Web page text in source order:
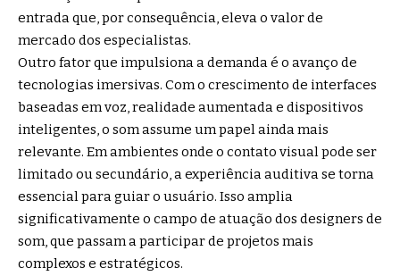
entrada que, por consequência, eleva o valor de
mercado dos especialistas.
Outro fator que impulsiona a demanda é o avanço de
tecnologias imersivas. Com o crescimento de interfaces
baseadas em voz, realidade aumentada e dispositivos
inteligentes, o som assume um papel ainda mais
relevante. Em ambientes onde o contato visual pode ser
limitado ou secundário, a experiência auditiva se torna
essencial para guiar o usuário. Isso amplia
significativamente o campo de atuação dos designers de
som, que passam a participar de projetos mais
complexos e estratégicos.